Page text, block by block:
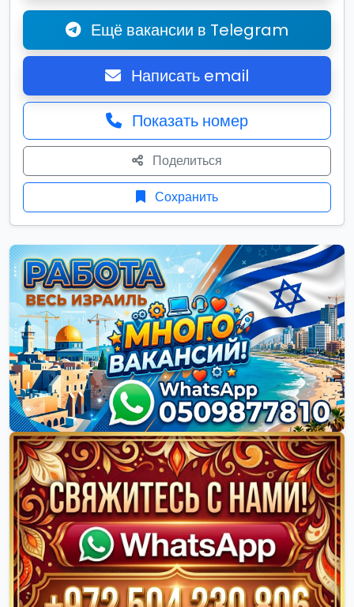
Ещё вакансии в Telegram
Написать email
Показать номер
Поделиться
Сохранить